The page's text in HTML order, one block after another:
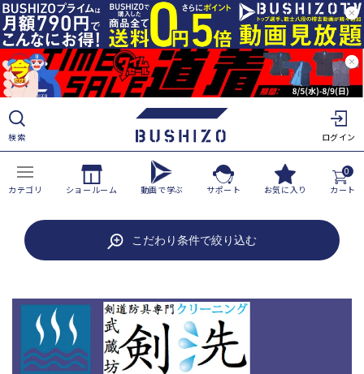
ツ
に
進
む
検索 ログイン
カテゴリ ショールーム 動画で学ぶ サポート お気に入り
0
カート
こだわり条件で絞り込む
商
に
ス
キ
ッ
プ